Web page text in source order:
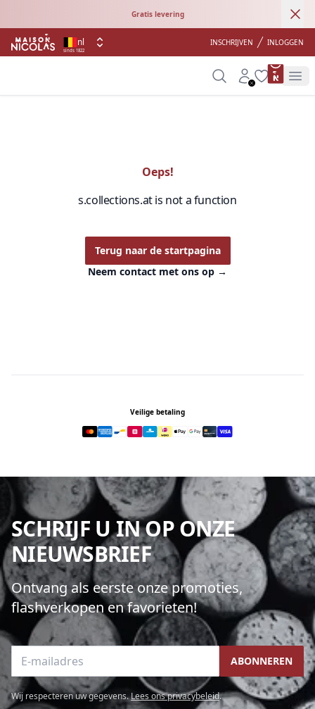
Gratis levering
sinds 1822
nl INSCHRIJVEN INLOGGEN
SearchAccount
Wishlist
Oeps!
s.collections.at is not a function
Terug naar de startpagina
Neem contact met ons op →
Veilige betaling
SCHRIJF U IN OP ONZE
NIEUWSBRIEF
Ontvang als eerste onze promoties,
flashverkopen en favorieten!
E-mailadres ABONNEREN
Wij respecteren uw gegevens.Lees ons privacybeleid.